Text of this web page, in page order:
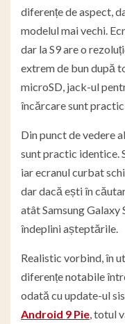
diferențe de aspect,
modelul mai vechi.
dar la S9 are o
extrem de bun după
microSD, jack-ul
încărcare sunt practic
Din punct de vedere
sunt practic identice.
iar ecranul curbat
dar dacă ești în
atât Samsung Galaxy
îndeplini așteptările.
Realistic vorbind, în
diferențe notabile
odată cu update-ul
Android 9 Pie , totul